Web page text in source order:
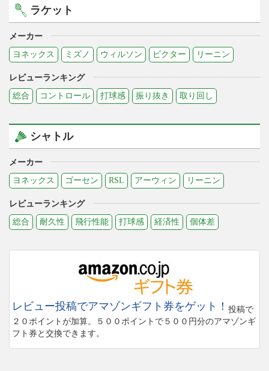
ラケット
メーカー
ヨネックス
ミズノ ウィルソン ビクター リーニン
レビューランキング
総合
コントロール 打球感 振り抜き 取り回し
シャトル
メーカー
ヨネックス
ゴーセン RSL アーウィン リーニン
レビューランキング
総合
耐久性 飛行性能 打球感 経済性 個体差
レビュー投稿でアマゾンギフト券をゲット！ 投稿で
２０ポイントが加算。５００ポイントで５００円分のアマゾンギ
フト券と交換できます。